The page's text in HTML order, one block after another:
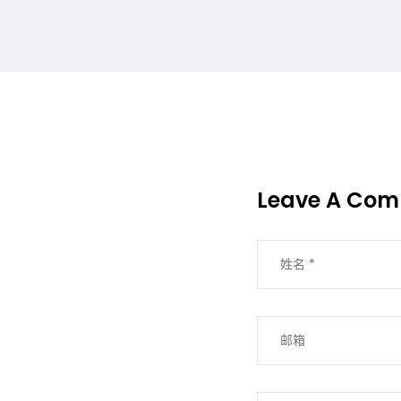
Leave A